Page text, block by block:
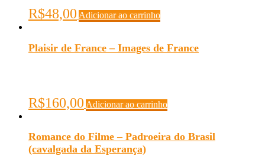
R$48,00 Adicionar ao carrinho
Plaisir de France – Images de France
R$160,00 Adicionar ao carrinho
Romance do Filme – Padroeira do Brasil
(cavalgada da Esperança)